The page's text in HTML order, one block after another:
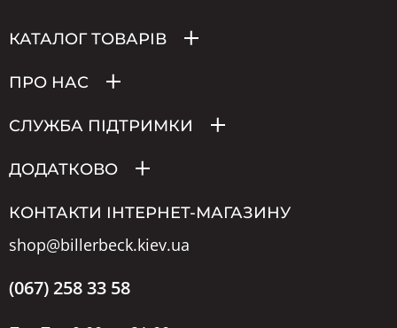
КАТАЛОГ ТОВАРІВ
ПРО НАС
СЛУЖБА ПІДТРИМКИ
ДОДАТКОВО
КОНТАКТИ ІНТЕРНЕТ-МАГАЗИНУ
shop@billerbeck.kiev.ua
(067) 258 33 58